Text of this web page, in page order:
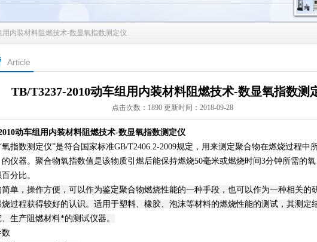
用内装材料阻燃技术-数显氧指数测定仪
Article
TB/T3237-2010动车组用内装材料阻燃技术-数显氧指数测
点击次数：1890 更新时间：2018-09-28
动车组用内装材料阻燃技术-数显氧指数测定仪
氧指数测定仪”是符合国家标准GB/T2406.2-2009规定，用来测定聚合物在燃烧过程中
仪器。聚合物氧指数值是该物质引燃后能保持燃烧50毫米或燃烧时间3分钟所需的
分比。
单，操作方便，可以作为鉴定聚合物燃烧性能的一种手段，也可以作为一种相关的
过程获得较好的认识。适用于塑料、橡胶、泡沫等材料的燃烧性能的测试，其测定
生产阻燃材料*的测试仪器。